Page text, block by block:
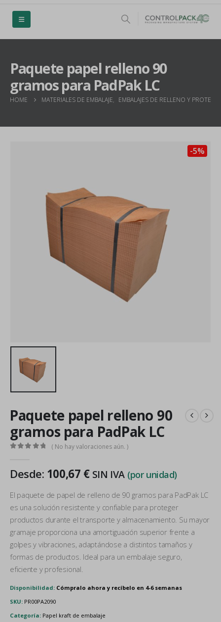
Paquete papel relleno 90
gramos para PadPak LC
HOME MATERIALES DE EMBALAJE, EMBALAJES DE RELLENO Y
-5%
Paquete papel relleno 90
gramos para PadPak LC
( No hay valoraciones aún. )
Desde: 100,67 € SIN IVA (por unidad)
El paquete de papel de relleno de 90 gramos para PadPak LC
es una solución resistente y confiable para proteger
productos durante el transporte y almacenamiento. Su mayor
gramaje proporciona una amortiguación superior frente a
golpes y vibraciones, adaptándose a distintos tamaños y
formas de productos. Ideal para un embalaje seguro,
eficiente y profesional.
Disponibilidad: Cómpralo ahora y recíbelo en 4-6 semanas
SKU: PR00PA2090
Categoría: Papel kraft de embalaje